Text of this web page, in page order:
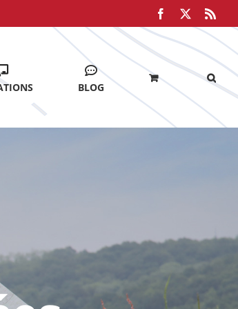
Facebook
BLOG